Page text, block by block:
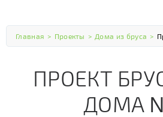
Главная > Проекты > Дома из бруса >
ПРОЕКТ
ДОМА